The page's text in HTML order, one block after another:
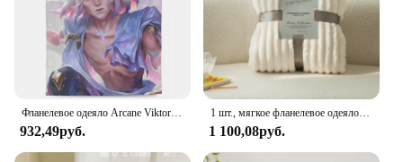
932,49руб.
1 шт., мягкое фланелевое одеяло в полоску для взрослых и детей
1 100,08руб.